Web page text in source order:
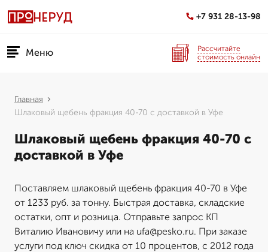
+7 931 28-13-98
Меню
Рассчитайте
стоимость онлайн
Главная
Шлаковый щебень фракция 40-70 с доставкой в Уфе
Шлаковый щебень фракция 40-70 с
доставкой в Уфе
Поставляем шлаковый щебень фракция 40-70 в Уфе
от 1233 руб. за тонну. Быстрая доставка, складские
остатки, опт и розница. Отправьте запрос КП
Виталию Ивановичу или на ufa@pesko.ru. При заказе
услуги под ключ скидка от 10 процентов, с 2012 года